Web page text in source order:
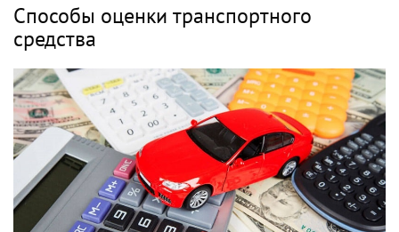
Способы оценки транспортного
средства